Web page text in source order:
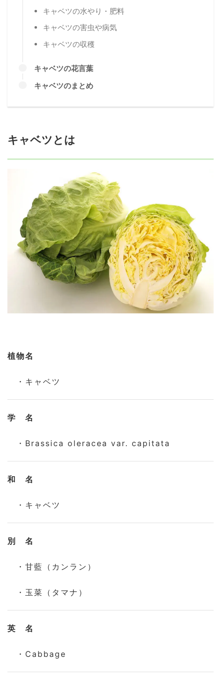
キャベツの水やり・肥料
キャベツの害虫や病気
キャベツの収穫
キャベツの花言葉
キャベツのまとめ
キャベツとは
植物名
・キャベツ
学 名
・Brassica oleracea var. capitata
和 名
・キャベツ
別 名
・甘藍（カンラン）
・玉菜（タマナ）
英 名
・Cabbage